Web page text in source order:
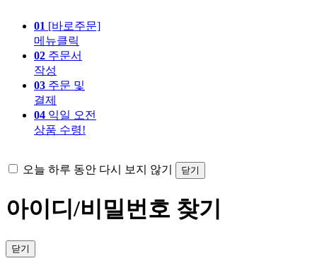
01 [바로주문]
메뉴클릭
02 주문서
작성
03 주문 및
결제
04 익일 오전
상품 수령!
오늘 하루 동안 다시 보지 않기 닫기
아이디/비밀번호 찾기
닫기